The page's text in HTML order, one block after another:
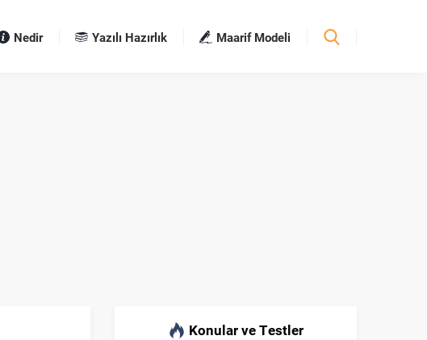
Nedir Yazılı Hazırlık Maarif Modeli
Konular ve Testler